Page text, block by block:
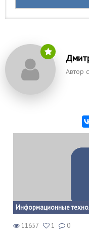
Автор
Информационные
11657 1 0